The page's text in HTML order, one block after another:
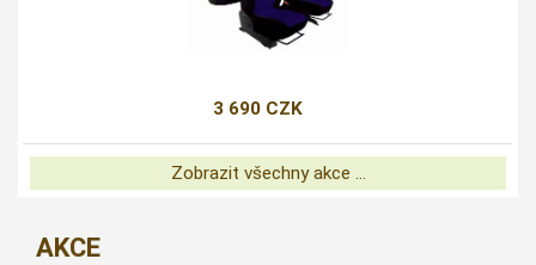
3 690 CZK
Zobrazit všechny akce ...
AKCE